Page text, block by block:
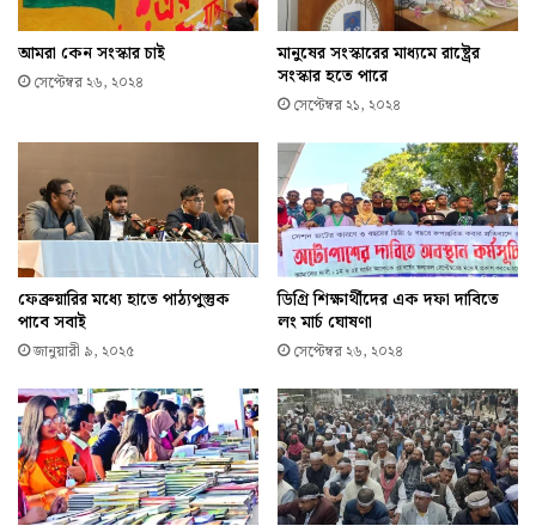
আমরা কেন সংস্কার চাই
সেপ্টেম্বর ২৬, ২০২৪
মানুষের সংস্কারের মাধ্যমে রাষ্ট্রের
সংস্কার হতে পারে
সেপ্টেম্বর ২১, ২০২৪
ফেব্রুয়ারির মধ্যে হাতে পাঠ্যপুস্তুক
পাবে সবাই
জানুয়ারী ৯, ২০২৫
ডিগ্রি শিক্ষার্থীদের এক দফা দাবিতে
লং মার্চ ঘোষণা
সেপ্টেম্বর ২৬, ২০২৪